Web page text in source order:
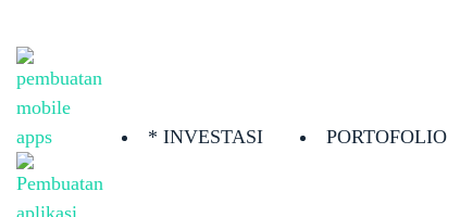
* INVESTASI PORTOFOLIO